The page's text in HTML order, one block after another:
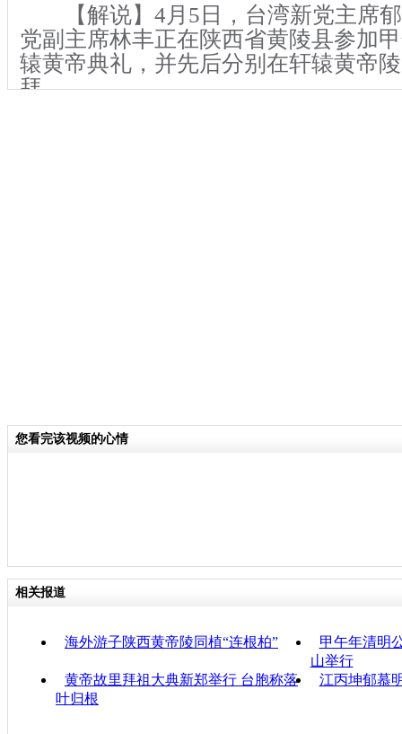
【解说】4月5日，台湾新党主席郁
党副主席林丰正在陕西省黄陵县参加
辕黄帝典礼，并先后分别在轩辕黄帝
拜。
您看完该视频的心情
相关报道
海外游子陕西黄帝陵同植“连根柏”
甲午年清明
山举行
黄帝故里拜祖大典新郑举行 台胞称落
叶归根
江丙坤郁慕